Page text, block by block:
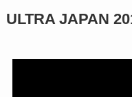
ULTRA JAPAN